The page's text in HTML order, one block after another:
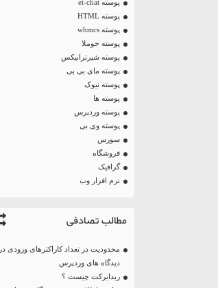
پوسته et-chat
پوسته HTML
پوسته whmcs
پوسته جوملا
پوسته شیرترانیکس
پوسته مای بی بی
پوسته نیوک
پوسته ها
پوسته وردپرس
پوسته وی بی
سورس
فروشگاه
گرافیک
نرم افزار وب
مطالب تصادفی
محدودیت در تعداد کاراکترهای ورودی در
دیدگاه های وردپرس
ریدایرکت چیست ؟